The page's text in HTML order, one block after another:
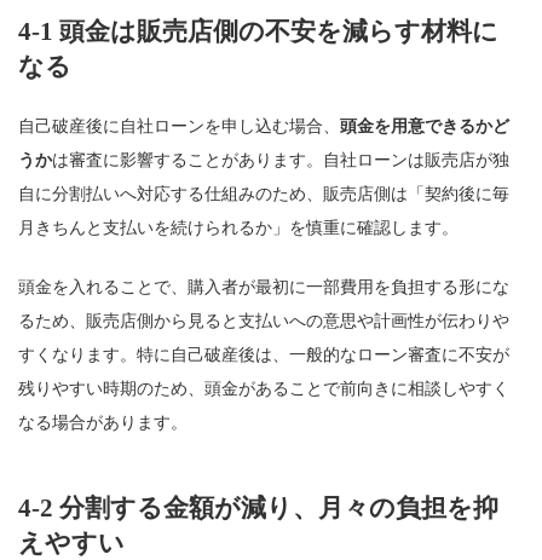
4-1 頭金は販売店側の不安を減らす材料に
なる
自己破産後に自社ローンを申し込む場合、 頭金を用意できるかど
うかは審査に影響することがあります。自社ローンは販売店が独
自に分割払いへ対応する仕組みのため、販売店側は「契約後に毎
月きちんと支払いを続けられるか」を慎重に確認します。
頭金を入れることで、購入者が最初に一部費用を負担する形にな
るため、販売店側から見ると支払いへの意思や計画性が伝わりや
すくなります。特に自己破産後は、一般的なローン審査に不安が
残りやすい時期のため、頭金があることで前向きに相談しやすく
なる場合があります。
4-2 分割する金額が減り、月々の負担を抑
えやすい